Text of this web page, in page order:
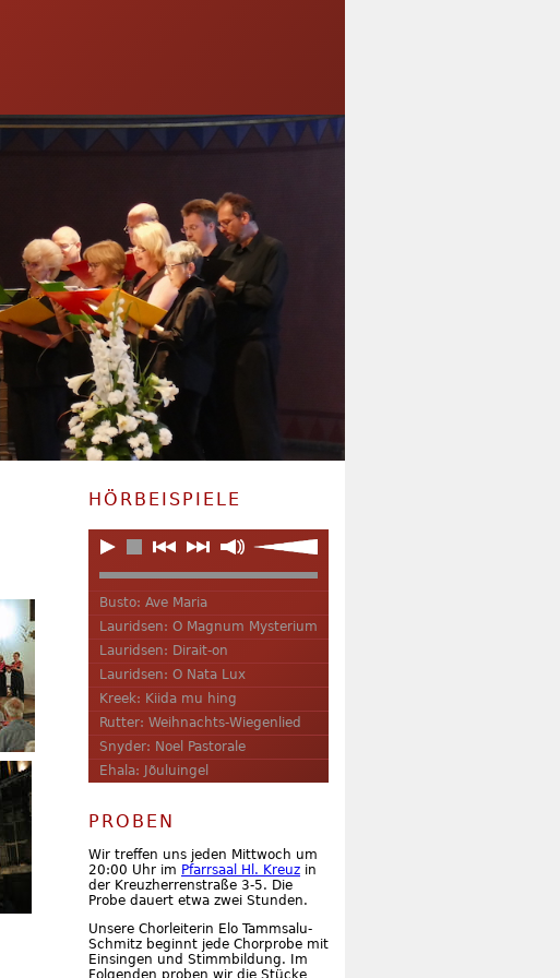
HÖRBEISPIELE
Busto: Ave Maria
Lauridsen: O Magnum Mysterium
Lauridsen: Dirait-on
Lauridsen: O Nata Lux
Kreek: Kiida mu hing
Rutter: Weihnachts-Wiegenlied
Snyder: Noel Pastorale
Ehala: Jõuluingel
PROBEN
Wir treffen uns jeden Mittwoch um
20:00 Uhr im Pfarrsaal Hl. Kreuz in
der Kreuzherrenstraße 3-5. Die
Probe dauert etwa zwei Stunden.
Unsere Chorleiterin Elo Tammsalu-
Schmitz beginnt jede Chorprobe mit
Einsingen und Stimmbildung. Im
Folgenden proben wir die Stücke